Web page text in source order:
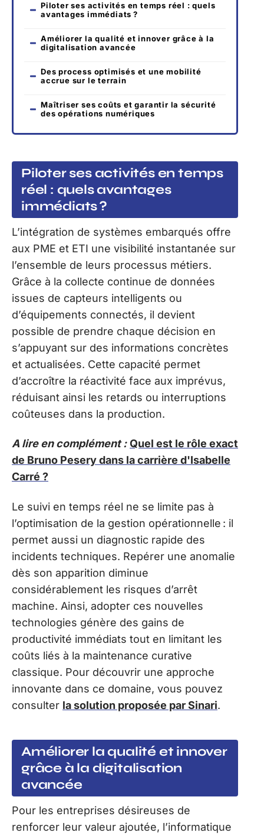
Piloter ses activités en temps réel : quels
avantages immédiats ?
Améliorer la qualité et innover grâce à la
digitalisation avancée
Des process optimisés et une mobilité
accrue sur le terrain
Maîtriser ses coûts et garantir la sécurité
des opérations numériques
Piloter ses activités en temps
réel : quels avantages
immédiats ?
L’intégration de systèmes embarqués offre
aux PME et ETI une visibilité instantanée sur
l’ensemble de leurs processus métiers.
Grâce à la collecte continue de données
issues de capteurs intelligents ou
d’équipements connectés, il devient
possible de prendre chaque décision en
s’appuyant sur des informations concrètes
et actualisées. Cette capacité permet
d’accroître la réactivité face aux imprévus,
réduisant ainsi les retards ou interruptions
coûteuses dans la production.
A lire en complément : Quel est le rôle exact
de Bruno Pesery dans la carrière d'Isabelle
Carré ?
Le suivi en temps réel ne se limite pas à
l’optimisation de la gestion opérationnelle : il
permet aussi un diagnostic rapide des
incidents techniques. Repérer une anomalie
dès son apparition diminue
considérablement les risques d’arrêt
machine. Ainsi, adopter ces nouvelles
technologies génère des gains de
productivité immédiats tout en limitant les
coûts liés à la maintenance curative
classique. Pour découvrir une approche
innovante dans ce domaine, vous pouvez
consulter la solution proposée par Sinari.
Améliorer la qualité et innover
grâce à la digitalisation
avancée
Pour les entreprises désireuses de
renforcer leur valeur ajoutée, l’informatique